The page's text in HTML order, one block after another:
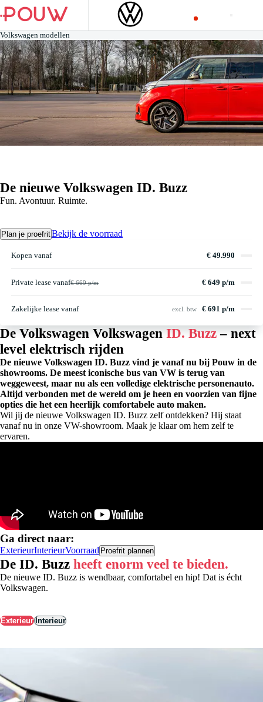
Volkswagen modellen
De nieuwe Volkswagen ID. Buzz
Fun. Avontuur. Ruimte.
Plan je proefritBekijk de voorraad
Kopen vanaf € 49.990
Private lease vanaf€ 669 p/m € 649 p/m
Zakelijke lease vanaf excl. btw € 691 p/m
De Volkswagen VolkswagenID. Buzz– next
level elektrisch rijden
De nieuwe Volkswagen ID. Buzz vind je vanaf nu bij Pouw in de
showrooms. De meest iconische bus van VW is terug van
weggeweest, maar nu als een volledige elektrische personenauto.
Altijd verbonden met de wereld om je heen en voorzien van fijne
opties die het een heerlijk comfortabele auto maken.
Wil jij de nieuwe Volkswagen ID. Buzz zelf ontdekken? Hij staat
vanaf nu in onze VW-showroom. Maak je klaar om hem zelf te
ervaren.
Ga direct naar:
ExterieurInterieurVoorraad Proefrit plannen
De ID. Buzz heeft enorm veel te bieden.
De nieuwe ID. Buzz is wendbaar, comfortabel en hip! Dat is écht
Volkswagen.
ExterieurInterieur